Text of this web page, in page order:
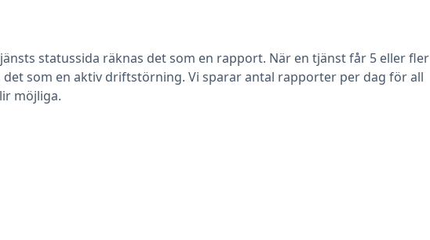
statussida räknas det som en rapport. När en tjänst får 5 eller fler
som en aktiv driftstörning. Vi sparar antal rapporter per dag för all
möjliga.